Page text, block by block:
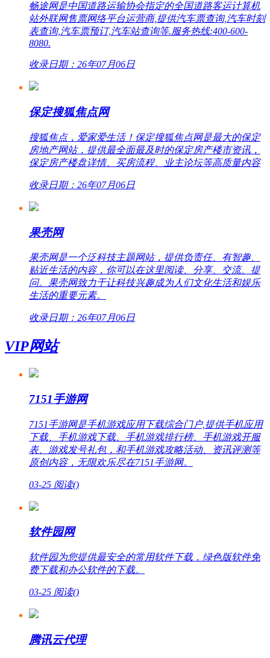
畅途网是中国道路运输协会指定的全国道路客运计算机
站外联网售票网络平台运营商,提供汽车票查询,汽车时刻
表查询,汽车票预订,汽车站查询等.服务热线:400-600-
8080.
收录日期：26年07月06日
保定搜狐焦点网
搜狐焦点，爱家爱生活！保定搜狐焦点网是最大的保定
房地产网站，提供最全面最及时的保定房产楼市资讯，
保定房产楼盘详情、买房流程、业主论坛等高质量内容
收录日期：26年07月06日
果壳网
果壳网是一个泛科技主题网站，提供负责任、有智趣、
贴近生活的内容，你可以在这里阅读、分享、交流、提
问。果壳网致力于让科技兴趣成为人们文化生活和娱乐
生活的重要元素。
收录日期：26年07月06日
VIP网站
7151手游网
7151手游网是手机游戏应用下载综合门户,提供手机应用
下载、手机游戏下载、手机游戏排行榜、手机游戏开服
表、游戏发号礼包，和手机游戏攻略活动、资讯评测等
原创内容，无限欢乐尽在7151手游网。
03-25 阅读()
软件园网
软件园为您提供最安全的常用软件下载，绿色版软件免
费下载和办公软件的下载。
03-25 阅读()
腾讯云代理